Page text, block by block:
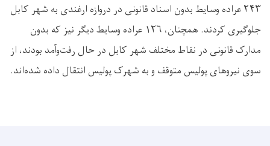
۲۴۳ عراده وسایط بدون اسناد قانونی در دروازه ارغندی به شهر کابل
جلوگیری کردند. همچنان، ۱۲۶ عراده وسایط دیگر نیز که بدون
مدارک قانونی در نقاط مختلف شهر کابل در حال رفت‌وآمد بودند، از
سوی نیروهای پولیس متوقف و به شهرک پولیس انتقال داده شده‌اند.